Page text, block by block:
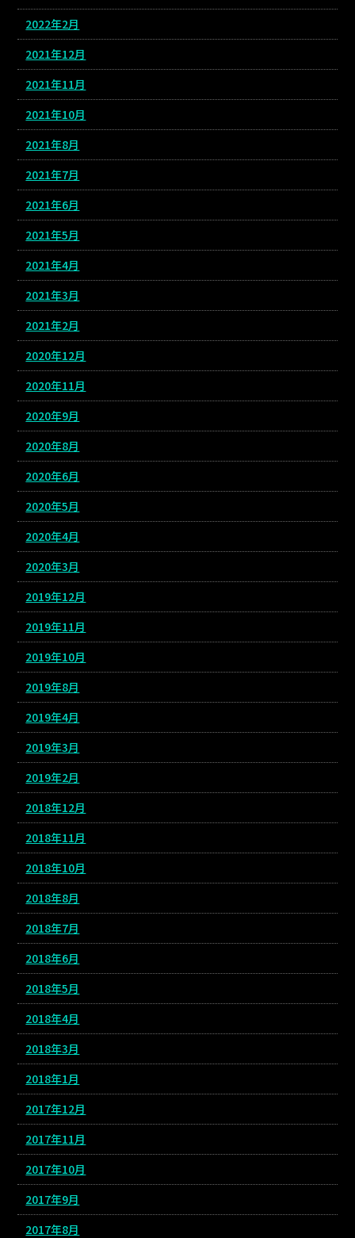
2022年2月
2021年12月
2021年11月
2021年10月
2021年8月
2021年7月
2021年6月
2021年5月
2021年4月
2021年3月
2021年2月
2020年12月
2020年11月
2020年9月
2020年8月
2020年6月
2020年5月
2020年4月
2020年3月
2019年12月
2019年11月
2019年10月
2019年8月
2019年4月
2019年3月
2019年2月
2018年12月
2018年11月
2018年10月
2018年8月
2018年7月
2018年6月
2018年5月
2018年4月
2018年3月
2018年1月
2017年12月
2017年11月
2017年10月
2017年9月
2017年8月